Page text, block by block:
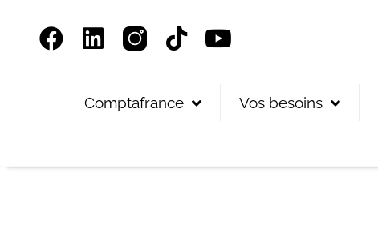
Comptafrance Vos besoins